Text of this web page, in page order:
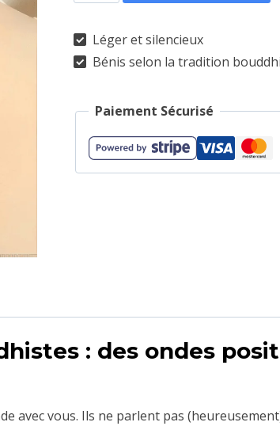
de
Bracelet
bouddhiste
bonheur
Léger et silencieux
Bénis selon la tradition
Paiement Sécurisé
: des ondes
avec vous. Ils ne parlent pas